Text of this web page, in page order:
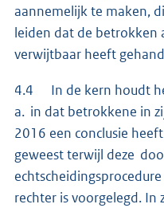
aannemelijk te maken,
leiden dat de betrokken
verwijtbaar heeft
4.4 In de kern houdt
a. in dat betrokkene in
2016 een conclusie
geweest terwijl deze
rechter is voorgelegd.